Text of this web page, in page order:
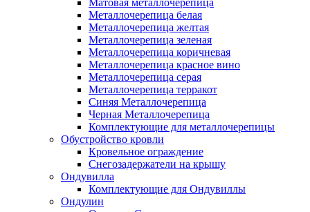
Матовая металлочерепица
Металлочерепица белая
Металлочерепица желтая
Металлочерепица зеленая
Металлочерепица коричневая
Металлочерепица красное вино
Металлочерепица серая
Металлочерепица терракот
Синяя Металлочерепица
Черная Металлочерепица
Комплектующие для металлочерепицы
Обустройство кровли
Кровельное ограждение
Снегозадержатели на крышу
Ондувилла
Комплектующие для Ондувиллы
Ондулин